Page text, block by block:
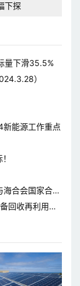
下探
量下滑35.5%
）
能源工作重点
合会国家合作
回收再利用，